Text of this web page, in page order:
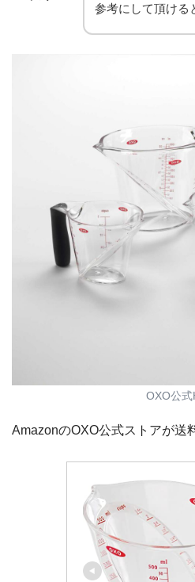
参考にして頂ける
OXO公式
AmazonのOXO公式ストアが送